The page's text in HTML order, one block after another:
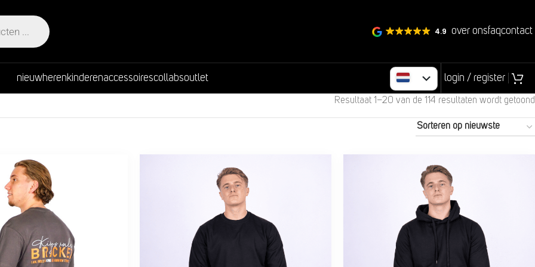
4.9 over onsfaqcontact
nieuwherenkinderenaccessoirescollabsoutlet login / register
Resultaat 1–20 van de 114 resultaten wordt getoond